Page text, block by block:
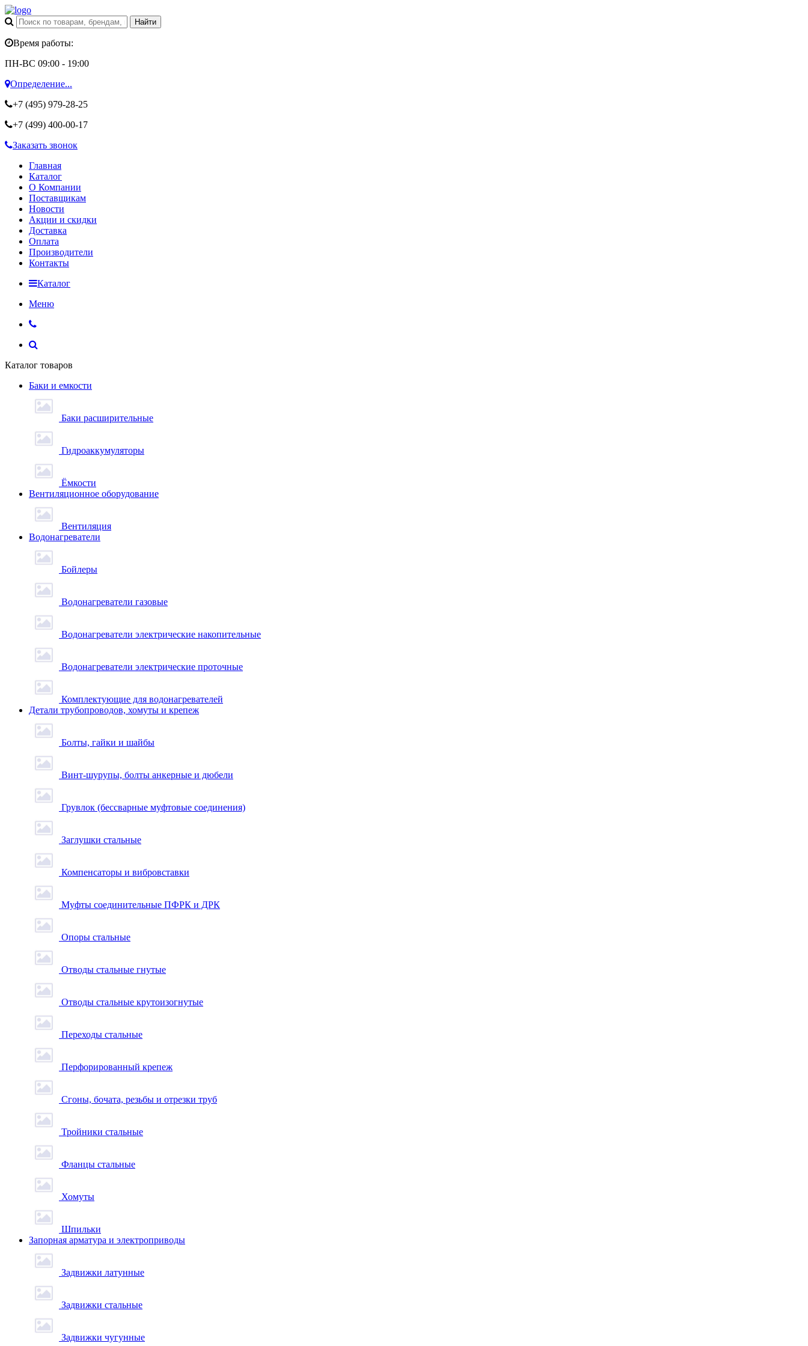
Время работы:
ПН-ВС 09:00 - 19:00
Определение...
+7 (495) 979-28-25
+7 (499) 400-00-17
Заказать звонок
Главная
Каталог
О Компании
Поставщикам
Новости
Акции и скидки
Доставка
Оплата
Производители
Контакты
Каталог
Меню
Каталог товаров
Баки и емкости
Баки расширительные
Гидроаккумуляторы
Ёмкости
Вентиляционное оборудование
Вентиляция
Водонагреватели
Бойлеры
Водонагреватели газовые
Водонагреватели электрические накопительные
Водонагреватели электрические проточные
Комплектующие для водонагревателей
Детали трубопроводов, хомуты и крепеж
Болты, гайки и шайбы
Винт-шурупы, болты анкерные и дюбели
Грувлок (бессварные муфтовые соединения)
Заглушки стальные
Компенсаторы и вибровставки
Муфты соединительные ПФРК и ДРК
Опоры стальные
Отводы стальные гнутые
Отводы стальные крутоизогнутые
Переходы стальные
Перфорированный крепеж
Сгоны, бочата, резьбы и отрезки труб
Тройники стальные
Фланцы стальные
Хомуты
Шпильки
Запорная арматура и электроприводы
Задвижки латунные
Задвижки стальные
Задвижки чугунные